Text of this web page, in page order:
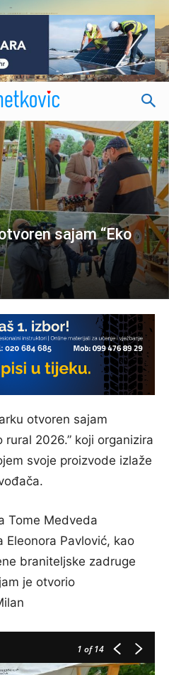
-
sajam “Eko
otvoren sajam
rural 2026.” koji organizira
svoje proizvode izlaže
Tome Medveda
Pavlović, kao
braniteljske zadruge
je otvorio
1 of 14